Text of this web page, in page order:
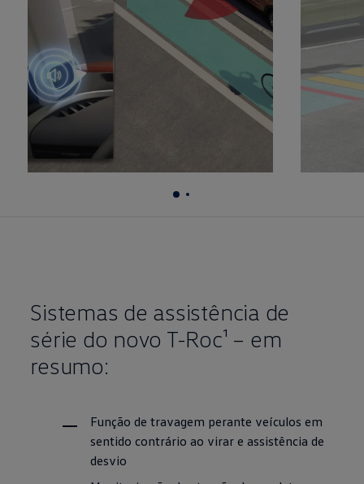
Sistemas de assistência de
série do novo T-Roc¹ – em
resumo:
Função de travagem perante veículos em
sentido contrário ao virar e assistência de
desvio